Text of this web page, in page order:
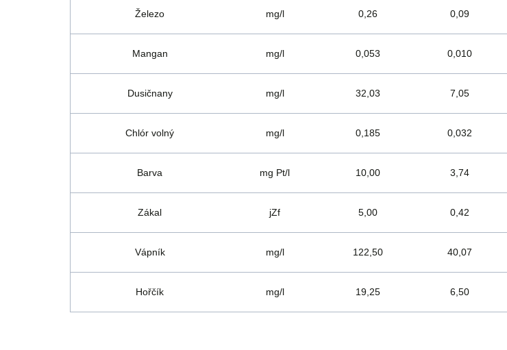
Železo mg/l 0,26 0,09
Mangan mg/l 0,053 0,010
Dusičnany mg/l 32,03 7,05
Chlór volný mg/l 0,185 0,032
Barva mg Pt/l 10,00 3,74
Zákal jZf 5,00 0,42
Vápník mg/l 122,50 40,07
Hořčík mg/l 19,25 6,50